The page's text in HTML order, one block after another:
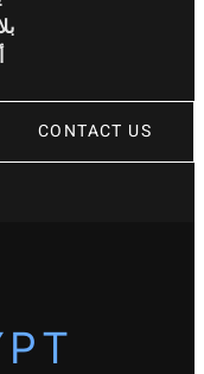
CONTACT US